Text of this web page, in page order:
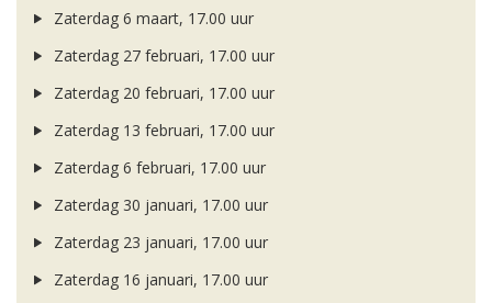
Zaterdag 6 maart, 17.00 uur
Zaterdag 27 februari, 17.00 uur
Zaterdag 20 februari, 17.00 uur
Zaterdag 13 februari, 17.00 uur
Zaterdag 6 februari, 17.00 uur
Zaterdag 30 januari, 17.00 uur
Zaterdag 23 januari, 17.00 uur
Zaterdag 16 januari, 17.00 uur